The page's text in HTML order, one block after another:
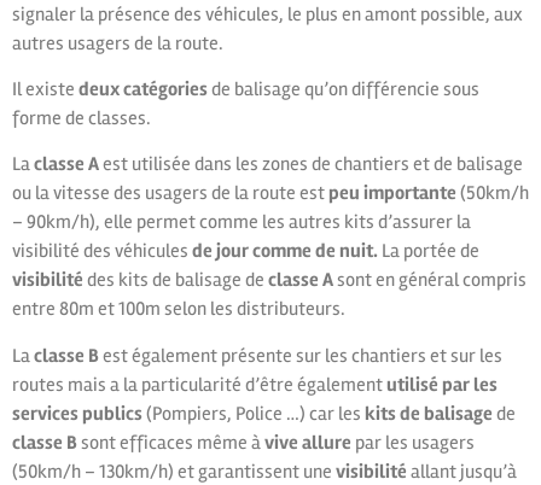
signaler la présence des véhicules, le plus en amont possible, aux
autres usagers de la route.
Il existe deux catégoriesde balisage qu’on différencie sous
forme de classes.
Laclasse Aest utilisée dans les zones de chantiers et de balisage
ou la vitesse des usagers de la route est peu importante (50km/h
– 90km/h), elle permet comme les autres kits d’assurer la
visibilité des véhicules de jour comme de nuit. La portée de
visibilité des kits de balisage de classe Asont en général compris
entre 80m et 100m selon les distributeurs.
Laclasse Best également présente sur les chantiers et sur les
routes mais a la particularité d’être égalementutilisé par les
services publics(Pompiers, Police …) car les kits de balisage de
classe Bsont efficaces même àvive allure par les usagers
(50km/h – 130km/h) et garantissent une visibilité allant jusqu’à